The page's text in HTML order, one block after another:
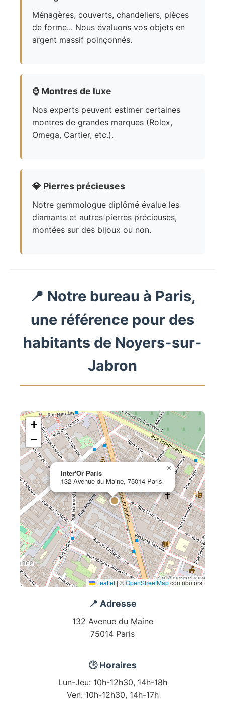
Ménagères, couverts, chandeliers, pièces
de forme... Nous évaluons vos objets en
argent massif poinçonnés.
⌚ Montres de luxe
Nos experts peuvent estimer certaines
montres de grandes marques (Rolex,
Omega, Cartier, etc.).
💎 Pierres précieuses
Notre gemmologue diplômé évalue les
diamants et autres pierres précieuses,
montées sur des bijoux ou non.
📍 Notre bureau à Paris,
une référence pour des
habitants de Noyers-sur-
Jabron
Inter'Or Paris
132 Avenue du Maine, 75014 Paris
×
+
−
Leaflet | ©OpenStreetMapcontributors
📍 Adresse
132 Avenue du Maine
75014 Paris
🕒 Horaires
Lun-Jeu: 10h-12h30, 14h-18h
Ven: 10h-12h30, 14h-17h